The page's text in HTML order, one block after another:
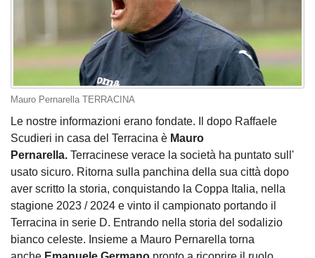
Mauro Pernarella TERRACINA
Le nostre informazioni erano fondate. Il dopo Raffaele
Scudieri in casa del Terracina è Mauro
Pernarella. Terracinese verace la società ha puntato sull'
usato sicuro. Ritorna sulla panchina della sua città dopo
aver scritto la storia, conquistando la Coppa Italia, nella
stagione 2023 / 2024 e vinto il campionato portando il
Terracina in serie D. Entrando nella storia del sodalizio
bianco celeste. Insieme a Mauro Pernarella torna